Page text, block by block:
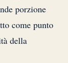
porzione
come punto
della